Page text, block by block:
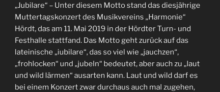
„Jubilare“ – Unter diesem Motto stand das diesjährige
Muttertagskonzert des Musikvereins „Harmonie“
Hördt, das am 11. Mai 2019 in der Hördter Turn- und
Festhalle stattfand. Das Motto geht zurück auf das
lateinische „iubilare“, das so viel wie „jauchzen“,
„frohlocken“ und „jubeln“ bedeutet, aber auch zu „laut
und wild lärmen“ ausarten kann. Laut und wild darf es
bei einem Konzert zwar durchaus auch mal zugehen,